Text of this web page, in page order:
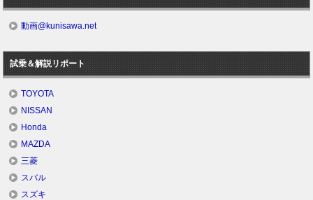
動画@kunisawa.net
試乗＆解説リポート
TOYOTA
NISSAN
Honda
MAZDA
三菱
スバル
スズキ